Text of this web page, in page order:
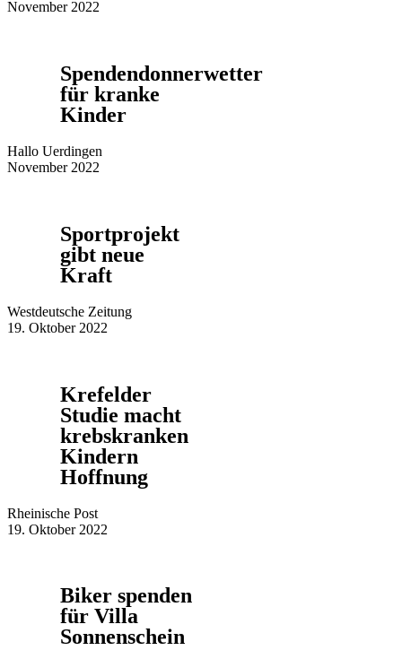
November 2022
Spendendonnerwetter
für kranke
Kinder
Hallo Uerdingen
November 2022
Sportprojekt
gibt neue
Kraft
Westdeutsche Zeitung
19. Oktober 2022
Krefelder
Studie macht
krebskranken
Kindern
Hoffnung
Rheinische Post
19. Oktober 2022
Biker spenden
für Villa
Sonnenschein